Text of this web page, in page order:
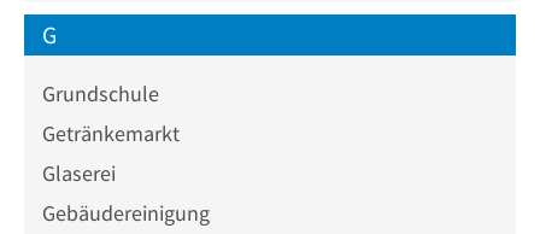
G
Grundschule
Getränkemarkt
Glaserei
Gebäudereinigung